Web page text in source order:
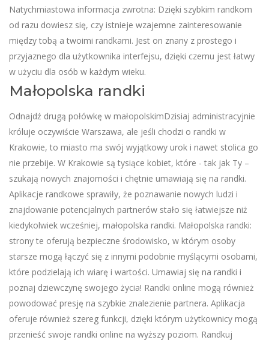
Natychmiastowa informacja zwrotna: Dzięki szybkim randkom
od razu dowiesz się, czy istnieje wzajemne zainteresowanie
między tobą a twoimi randkami. Jest on znany z prostego i
przyjaznego dla użytkownika interfejsu, dzięki czemu jest łatwy
w użyciu dla osób w każdym wieku.
Małopolska randki
Odnajdź drugą połówkę w małopolskimDzisiaj administracyjnie
króluje oczywiście Warszawa, ale jeśli chodzi o randki w
Krakowie, to miasto ma swój wyjątkowy urok i nawet stolica go
nie przebije. W Krakowie są tysiące kobiet, które - tak jak Ty –
szukają nowych znajomości i chętnie umawiają się na randki.
Aplikacje randkowe sprawiły, że poznawanie nowych ludzi i
znajdowanie potencjalnych partnerów stało się łatwiejsze niż
kiedykolwiek wcześniej, małopolska randki. Małopolska randki:
strony te oferują bezpieczne środowisko, w którym osoby
starsze mogą łączyć się z innymi podobnie myślącymi osobami,
które podzielają ich wiarę i wartości. Umawiaj się na randki i
poznaj dziewczynę swojego życia! Randki online mogą również
powodować presję na szybkie znalezienie partnera. Aplikacja
oferuje również szereg funkcji, dzięki którym użytkownicy mogą
przenieść swoje randki online na wyższy poziom. Randkuj